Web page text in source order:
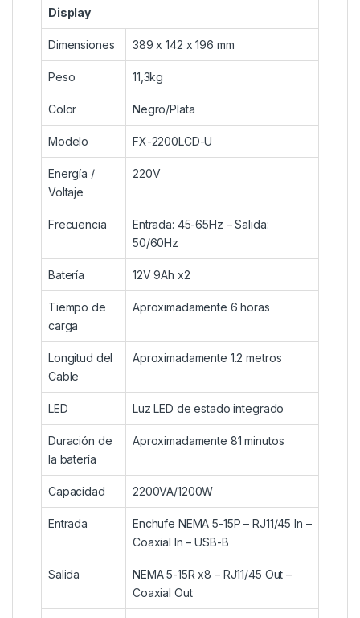
Dimensiones 389 x 142 x 196 mm
Peso 11,3kg
Color Negro/Plata
Modelo FX-2200LCD-U
Energía /
Voltaje
220V
Frecuencia
Entrada: 45-65Hz – Salida:
50/60Hz
Batería 12V 9Ah x2
Tiempo de
carga
Aproximadamente 6 horas
Longitud del
Cable
Aproximadamente 1.2 metros
LED Luz LED de estado integrado
Duración de
la batería
Aproximadamente 81 minutos
Capacidad 2200VA/1200W
Entrada
Enchufe NEMA 5-15P – RJ11/45 In –
Coaxial In – USB-B
Salida
NEMA 5-15R x8 – RJ11/45 Out –
Coaxial Out
Display